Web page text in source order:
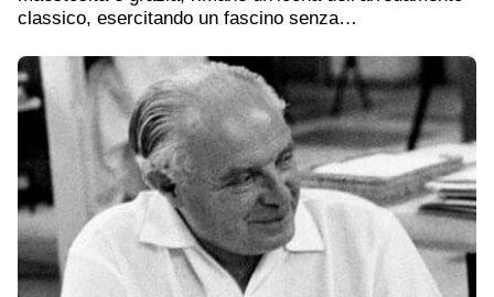
classico, esercitando un fascino senza…